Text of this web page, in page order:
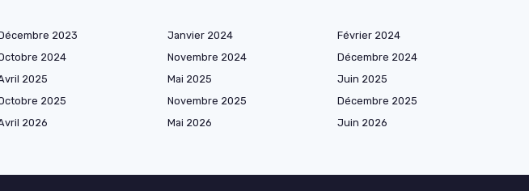
2023 Janvier 2024
Février 2024
2024 Novembre 2024
Décembre 2024
2025 Mai 2025
Juin 2025
2025 Novembre 2025
Décembre 2025
2026 Mai 2026
Juin 2026